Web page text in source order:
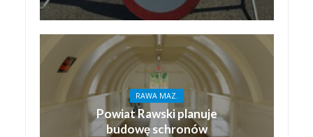
RAWA MAZ.
Powiat Rawski planuje
budowę schronów